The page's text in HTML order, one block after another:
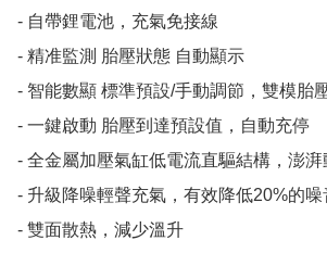
- 自帶鋰電池，充氣免接線
- 精准監測 胎壓狀態 自動顯示
- 智能數顯 標準預設/手動調節，雙模胎
- 一鍵啟動 胎壓到達預設值，自動充停
- 全金屬加壓氣缸低電流直驅結構，澎
- 升級降噪輕聲充氣，有效降低20%的噪
- 雙面散熱，減少溫升